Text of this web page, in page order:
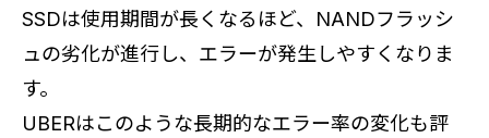
SSDは使用期間が長くなるほど、NANDフラッシ
ュの劣化が進行し、エラーが発生しやすくなりま
す。
UBERはこのような長期的なエラー率の変化も評